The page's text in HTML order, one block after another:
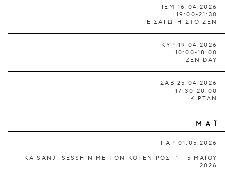
ΠΕΜ 16.04.2026
19:00-21:30
ΕΙΣΑΓΩΓΗ ΣΤΟ ΖΕΝ
ΚΥΡ 19.04.2026
10:00-18:00
ZEN DAY
ΣΑΒ 25.04.2026
17:30-20:00
ΚΙΡΤΑΝ
ΜΑΪ
ΠΑΡ 01.05.2026
KAISANJI SESSHIN ΜΕ ΤΟΝ ΚΟΤΕΝ ΡΟΣΙ 1 - 5 ΜΑΪΟΥ
2026